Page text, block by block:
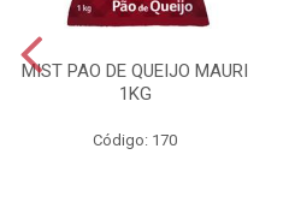
MIST PAO DE QUEIJO MAURI
1KG
Código: 170